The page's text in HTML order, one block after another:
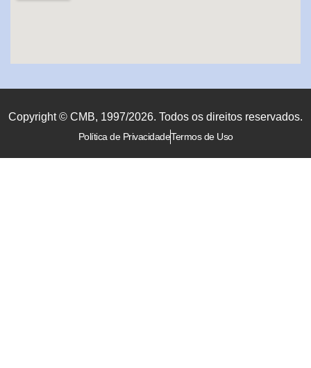
Copyright © CMB, 1997/2026. Todos os direitos reservados.
Política de PrivacidadeTermos de Uso